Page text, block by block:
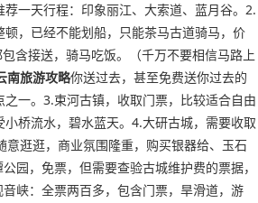
一天行程：印象丽江、大索道、蓝月谷。2.
，已经不能划船，只能茶马古道骑马，价
含接送，骑马吃饭。（千万不要相信马路上
南旅游攻略你送过去，甚至免费送你过去的
一。3.束河古镇，收取门票，比较适合自由
桥流水，碧水蓝天。4.大研古城，需要收取
意逛逛，商业氛围隆重，购买银器给、玉石
园，免票，但需要查验古城维护费的票据，
峡：全票两百多，包含门票，旱滑道，游